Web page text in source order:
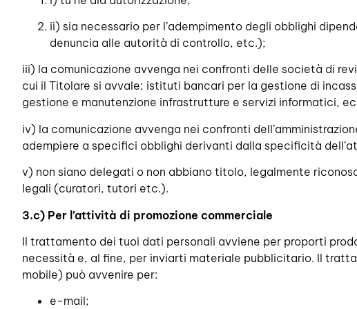
ii) sia necessario per l’adempimento degli obblighi
denuncia alle autorità di controllo, etc.);
iii) la comunicazione avvenga nei confronti delle società di
cui il Titolare si avvale; istituti bancari per la gestione di
gestione e manutenzione infrastrutture e servizi informatici,
iv) la comunicazione avvenga nei confronti
adempiere a specifici obblighi derivanti dalla specificità
v) non siano delegati o non abbiano titolo, legalmente
legali (curatori, tutori etc.).
3.c) Per l’attività di promozione commerciale
Il trattamento dei tuoi dati personali avviene per proporti
necessità e, al fine, per inviarti materiale pubblicitario. Il
mobile) può avvenire per:
e-mail;